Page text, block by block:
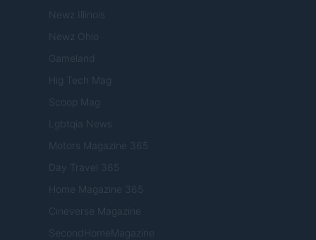
Newz Illinois
Newz Ohio
Gameland
Hig Tech Mag
Scoop Mag
Lgbtqia News
Motors Magazine 365
Day Travel 365
Home Magazine 365
Cineverse Magazine
SecondHomeMagazine